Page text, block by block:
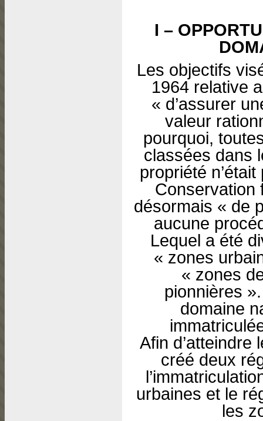
I –
Les objectifs
1964 relative
« d’assurer
valeur
pourquoi,
classées dans
propriété
Conservation
désormais « de
aucune
Lequel a été
« zones
« zones
pionnières
domaine
Afin d’atteindre
créé deux
urbaines et le
les